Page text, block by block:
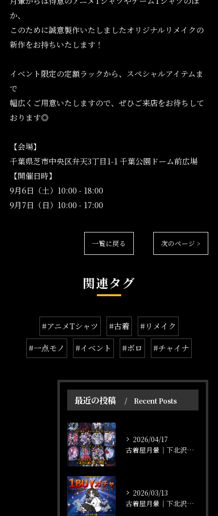
か、
このために誠意製作いたしましたオリジナルリメイクの
新作をお持ちいたします！
イベント限定の定額ラックから、スペシャルアイテムま
で
幅広くご用意いたしますので、ぜひご来店をお待ちして
おります◎
【会場】
千葉県芝市中央区弁天3丁目1-1 千葉公園ドーム前広場
【開催日時】
9月6日（土）10:00 - 18:00
9月7日（日）10:00 - 17:00
一覧に戻る 次のページ >
関連タグ
#アニメTシャツ #古着
#リメイク
#一点モノ
#イベント #ボロ #チャイナ
最近の投稿 Recent Posts
2026/04/17
古着屋月暈｜下北沢店頭にてアニメTシャツ大量入荷！【ヴァイツァダスト】
2026/03/13
古着屋月暈｜下北沢店頭4周年記念【1BUYガチャ】開催！！